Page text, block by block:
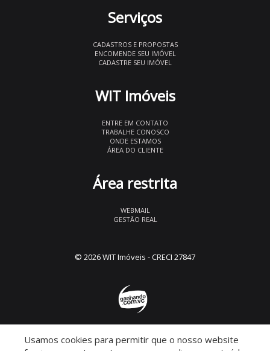
Serviços
CADASTROS E PROPOSTAS
ENCOMENDE SEU IMÓVEL
CADASTRE SEU IMÓVEL
WIT Imóveis
ENTRE EM CONTATO
TRABALHE CONOSCO
ONDE ESTAMOS
ÁREA DO CLIENTE
Área restrita
WEBMAIL
GESTÃO REAL
© 2026 WIT Imóveis - CRECI 27847
Descomplicado por:
Usamos cookies para permitir que o nosso website